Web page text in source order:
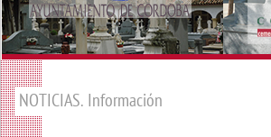
NOTICIAS. Información